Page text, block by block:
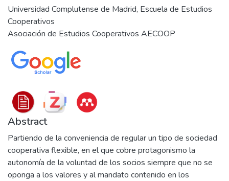
Universidad Complutense de Madrid, Escuela de Estudios
Cooperativos
Asociación de Estudios Cooperativos AECOOP
Abstract
Partiendo de la conveniencia de regular un tipo de sociedad
cooperativa flexible, en el que cobre protagonismo la
autonomía de la voluntad de los socios siempre que no se
oponga a los valores y al mandato contenido en los